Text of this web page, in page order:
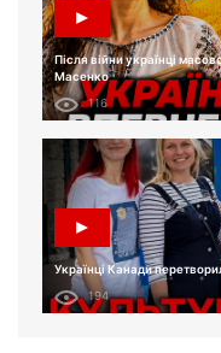
Після війни українці
Масенко
116
Українці Канади
194